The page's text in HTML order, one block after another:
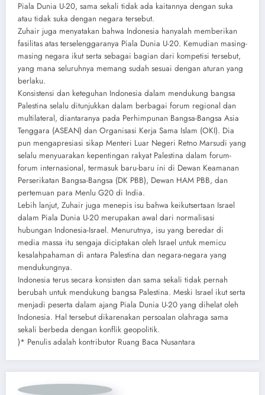
Piala Dunia U-20, sama sekali tidak ada kaitannya dengan suka
atau tidak suka dengan negara tersebut.
Zuhair juga menyatakan bahwa Indonesia hanyalah memberikan
fasilitas atas terselenggaranya Piala Dunia U-20. Kemudian masing-
masing negara ikut serta sebagai bagian dari kompetisi tersebut,
yang mana seluruhnya memang sudah sesuai dengan aturan yang
berlaku.
Konsistensi dan keteguhan Indonesia dalam mendukung bangsa
Palestina selalu ditunjukkan dalam berbagai forum regional dan
multilateral, diantaranya pada Perhimpunan Bangsa-Bangsa Asia
Tenggara (ASEAN) dan Organisasi Kerja Sama Islam (OKI). Dia
pun mengapresiasi sikap Menteri Luar Negeri Retno Marsudi yang
selalu menyuarakan kepentingan rakyat Palestina dalam forum-
forum internasional, termasuk baru-baru ini di Dewan Keamanan
Perserikatan Bangsa-Bangsa (DK PBB), Dewan HAM PBB, dan
pertemuan para Menlu G20 di India.
Lebih lanjut, Zuhair juga menepis isu bahwa keikutsertaan Israel
dalam Piala Dunia U-20 merupakan awal dari normalisasi
hubungan Indonesia-Israel. Menurutnya, isu yang beredar di
media massa itu sengaja diciptakan oleh Israel untuk memicu
kesalahpahaman di antara Palestina dan negara-negara yang
mendukungnya.
Indonesia terus secara konsisten dan sama sekali tidak pernah
berubah untuk mendukung bangsa Palestina. Meski Israel ikut serta
menjadi peserta dalam ajang Piala Dunia U-20 yang dihelat oleh
Indonesia. Hal tersebut dikarenakan persoalan olahraga sama
sekali berbeda dengan konflik geopolitik.
)* Penulis adalah kontributor Ruang Baca Nusantara